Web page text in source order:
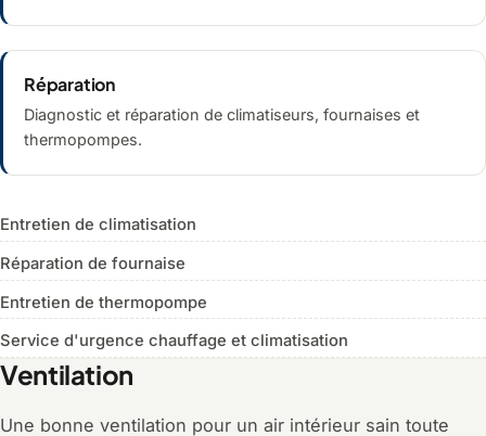
Réparation
Diagnostic et réparation de climatiseurs, fournaises et
thermopompes.
Entretien de climatisation
Réparation de fournaise
Entretien de thermopompe
Service d'urgence chauffage et climatisation
Ventilation
Une bonne ventilation pour un air intérieur sain toute